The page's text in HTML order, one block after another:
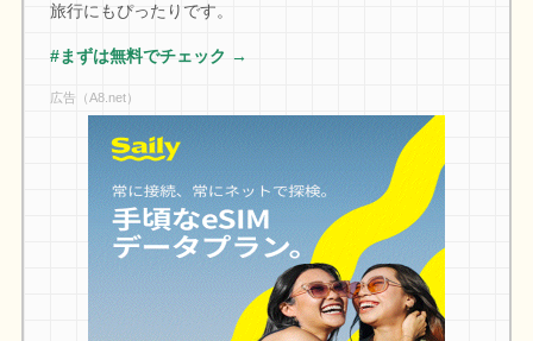
旅行にもぴったりです。
#まずは無料でチェック →
広告（A8.net）